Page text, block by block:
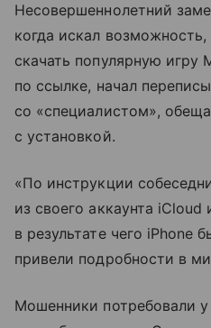
Несовершеннолетний
когда искал
скачать популярную игру
по ссылке, начал
со «специалистом»,
с установкой.
«По инструкции
из своего аккаунта
в результате чего iPhone
привели подробности в
Мошенники потребовали